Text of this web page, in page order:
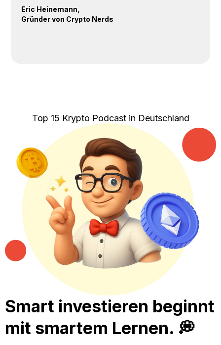
Eric Heinemann,
Gründer von Crypto Nerds
Top 15 Krypto Podcast in Deutschland
Smart investieren beginnt
mit smartem Lernen. 💭